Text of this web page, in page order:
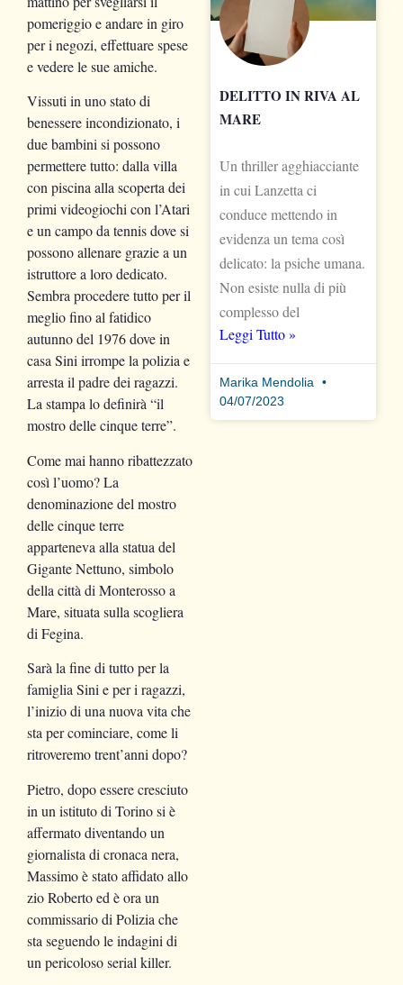
pomeriggio e andare in giro
per i negozi, effettuare spese
e vedere le sue amiche.
Vissuti in uno stato di
benessere incondizionato, i
due bambini si possono
permettere tutto: dalla villa
con piscina alla scoperta dei
primi videogiochi con l’Atari
e un campo da tennis dove si
possono allenare grazie a un
istruttore a loro dedicato.
Sembra procedere tutto per il
meglio fino al fatidico
autunno del 1976 dove in
casa Sini irrompe la polizia e
arresta il padre dei ragazzi.
La stampa lo definirà “il
mostro delle cinque terre”.
Come mai hanno ribattezzato
così l’uomo? La
denominazione del mostro
delle cinque terre
apparteneva alla statua del
Gigante Nettuno, simbolo
della città di Monterosso a
Mare, situata sulla scogliera
di Fegina.
Sarà la fine di tutto per la
famiglia Sini e per i ragazzi,
l’inizio di una nuova vita che
sta per cominciare, come li
ritroveremo trent’anni dopo?
Pietro, dopo essere cresciuto
in un istituto di Torino si è
affermato diventando un
giornalista di cronaca nera,
Massimo è stato affidato allo
zio Roberto ed è ora un
commissario di Polizia che
sta seguendo le indagini di
un pericoloso serial killer.
DELITTO IN RIVA AL
MARE
Un thriller agghiacciante
in cui Lanzetta ci
conduce mettendo in
evidenza un tema così
delicato: la psiche umana.
Non esiste nulla di più
complesso del
Leggi Tutto »
Marika Mendolia
04/07/2023